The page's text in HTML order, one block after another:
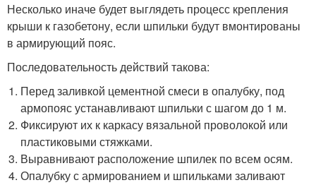
Несколько иначе будет выглядеть процесс крепления
крыши к газобетону, если шпильки будут вмонтированы
в армирующий пояс.
Последовательность действий такова:
Перед заливкой цементной смеси в опалубку, под
армопояс устанавливают шпильки с шагом до 1 м.
Фиксируют их к каркасу вязальной проволокой или
пластиковыми стяжками.
Выравнивают расположение шпилек по всем осям.
Опалубку с армированием и шпильками заливают